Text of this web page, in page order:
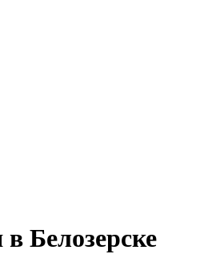
Белозерске